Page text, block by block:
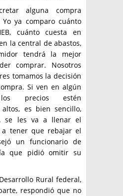
alguna compra
ya comparo cuánto
cuánto cuesta en
la central de abastos,
tendrá la mejor
comprar. Nosotros
tomamos la decisión
Si ven en algún
precios estén
altos, es bien sencillo,
se les va a llenar el
tener que rebajar el
un funcionario de
que pidió omitir su
Rural federal,
respondió que no